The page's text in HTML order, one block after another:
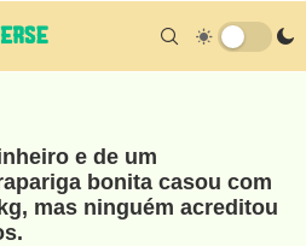
e de um
bonita casou com
mas ninguém acreditou